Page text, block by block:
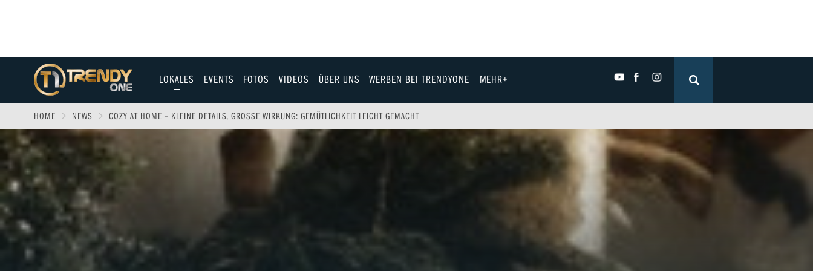
LOKALES
Allgäu
Augsburg
EVENTS FOTOS VIDEOS ÜBER UNS
Team
Jobs & Karriere
WERBEN BEI TRENDYONE MEHR+
Fitness & Gesundheit
Wirtschaft & Politik
Gewinnspiele
HOME NEWS COZY AT HOME – KLEINE DETAILS, GROSSE WIRKUNG: GEMÜTLICHKEIT LEICHT GEMACHT